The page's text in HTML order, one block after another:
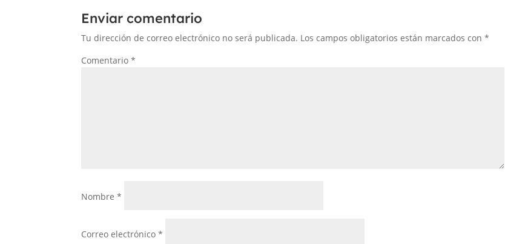
Enviar comentario
Tu dirección de correo electrónico no será publicada. Los campos obligatorios están marcados con*
Comentario*
Nombre*
Correo electrónico*